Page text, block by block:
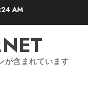
AM
が含まれています